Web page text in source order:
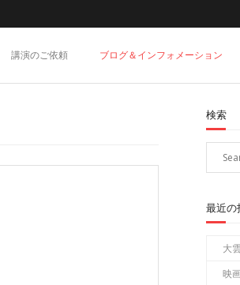
講演のご依頼 ブログ＆インフォメーション
検索
最近の
大
映